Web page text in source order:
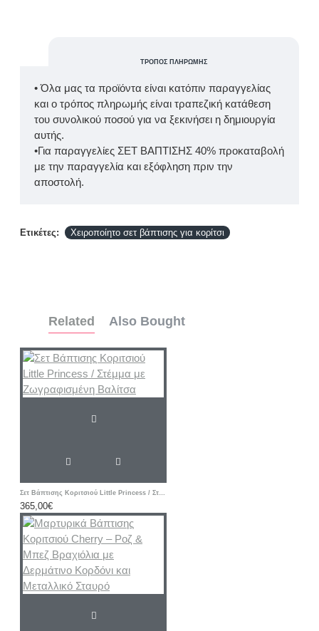
ΤΡΌΠΟΣ ΠΛΗΡΩΜΉΣ
• Όλα μας τα προϊόντα είναι κατόπιν παραγγελίας
και ο τρόπος πληρωμής είναι τραπεζική κατάθεση
του συνολικού ποσού για να ξεκινήσει η δημιουργία
αυτής.
•Για παραγγελίες ΣΕΤ ΒΑΠΤΙΣΗΣ 40% προκαταβολή
με την παραγγελία και εξόφληση πριν την
αποστολή.
Ετικέτες: Χειροποίητο σετ βάπτισης για κορίτσι
Related Also Bought
Σετ Βάπτισης Κοριτσιού Little Princess / Στέμμα με Ζωγραφισμένη Βαλίτσα
365,00€